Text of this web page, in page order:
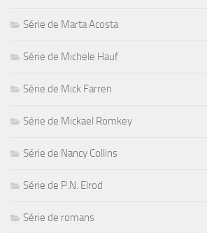
Série de Marta Acosta
Série de Michele Hauf
Série de Mick Farren
Série de Mickael Romkey
Série de Nancy Collins
Série de P.N. Elrod
Série de romans